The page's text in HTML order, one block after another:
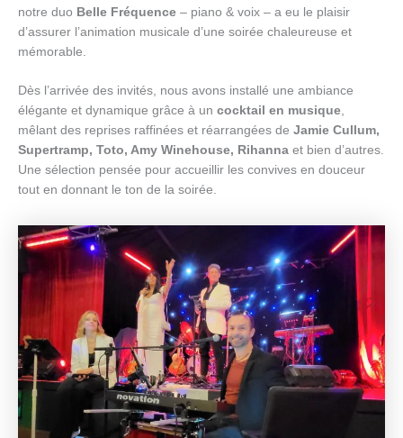
notre duo Belle Fréquence – piano & voix – a eu le plaisir
d’assurer l’animation musicale d’une soirée chaleureuse et
mémorable.
Dès l’arrivée des invités, nous avons installé une ambiance
élégante et dynamique grâce à un cocktail en musique,
mêlant des reprises raffinées et réarrangées de Jamie Cullum,
Supertramp, Toto, Amy Winehouse, Rihanna et bien d’autres.
Une sélection pensée pour accueillir les convives en douceur
tout en donnant le ton de la soirée.